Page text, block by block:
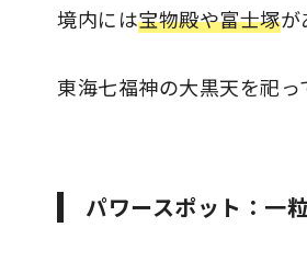
境内には宝物殿や富士塚が
東海七福神の大黒天を祀
パワースポット：一